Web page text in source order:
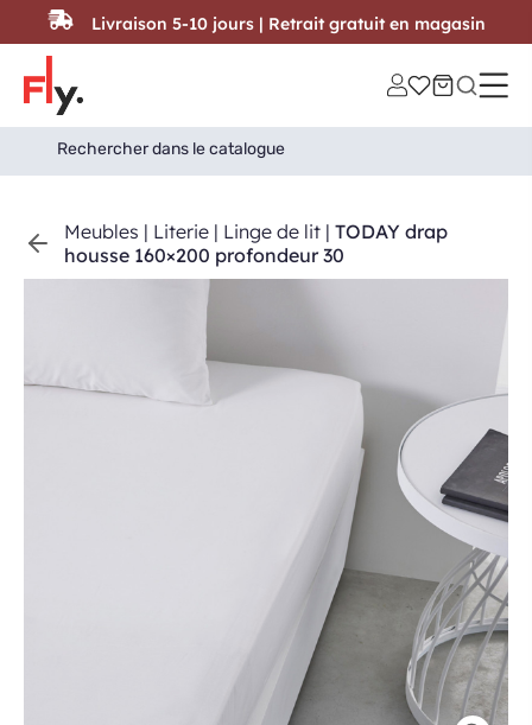
Passer au contenu
Search
for:
Search Button
Meubles | Literie | Linge de lit | TODAY drap
housse 160×200 profondeur 30
Livraison 5-10 jours | Retrait gratuit en magasin